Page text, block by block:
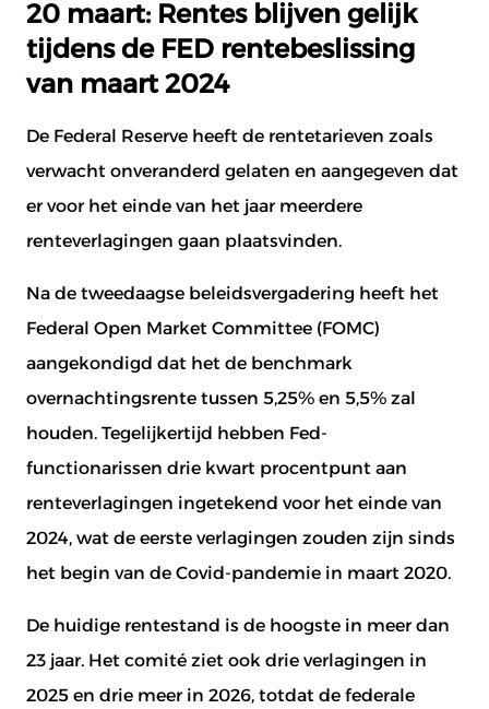
20 maart: Rentes blijven gelijk
tijdens de FED rentebeslissing
van maart 2024
De Federal Reserve heeft de rentetarieven zoals
verwacht onveranderd gelaten en aangegeven dat
er voor het einde van het jaar meerdere
renteverlagingen gaan plaatsvinden.
Na de tweedaagse beleidsvergadering heeft het
Federal Open Market Committee (FOMC)
aangekondigd dat het de benchmark
overnachtingsrente tussen 5,25% en 5,5% zal
houden. Tegelijkertijd hebben Fed-
functionarissen drie kwart procentpunt aan
renteverlagingen ingetekend voor het einde van
2024, wat de eerste verlagingen zouden zijn sinds
het begin van de Covid-pandemie in maart 2020.
De huidige rentestand is de hoogste in meer dan
23 jaar. Het comité ziet ook drie verlagingen in
2025 en drie meer in 2026, totdat de federale